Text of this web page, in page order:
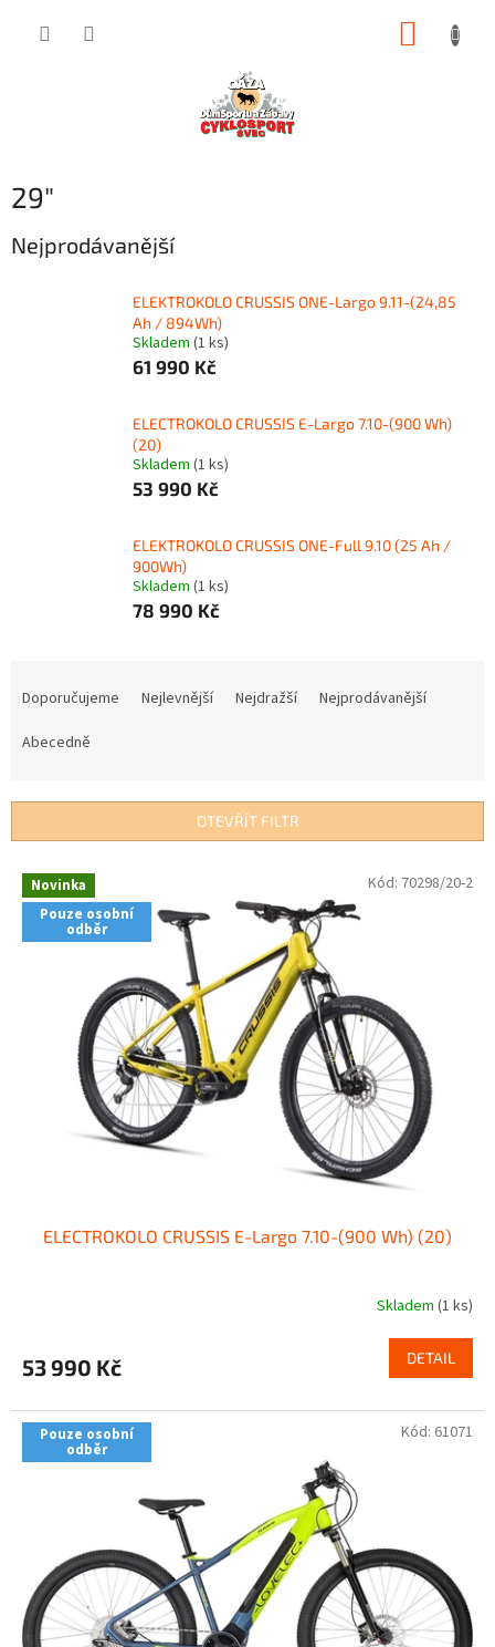
29"
Nejprodávanější
ELEKTROKOLO CRUSSIS ONE-Largo 9.11-(24,85
Ah / 894Wh)
Skladem (1 ks)
61 990 Kč
ELECTROKOLO CRUSSIS E-Largo 7.10-(900 Wh)
(20)
Skladem (1 ks)
53 990 Kč
ELEKTROKOLO CRUSSIS ONE-Full 9.10 (25 Ah /
900Wh)
Skladem (1 ks)
78 990 Kč
r
Doporučujeme Nejlevnější Nejdražší
Nejprodávanější
Abecedně
OTEVŘÍT FILTR
V Novinka
Pouze osobní
odběr
ELECTROKOLO CRUSSIS E-Largo 7.10-(900 Wh) (20)
Skladem (1 ks)
53 990 Kč DETAIL
Kód: 70298/20-2
Pouze osobní
odběr
Kód: 61071